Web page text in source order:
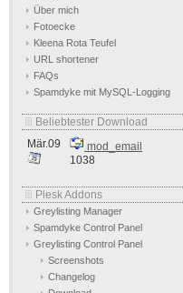
Über mich
Fotoecke
Kleena Rota Teufel
URL shortener
FAQs
Spamdyke mit MySQL-Logging
Beliebtester Download
Mär.09
mod_email
1038
Plesk Addons
Greylisting Manager
Spamdyke Control Panel
Greylisting Control Panel
Screenshots
Changelog